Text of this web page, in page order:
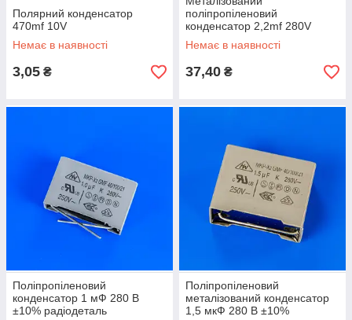
Полярний конденсатор
470mf 10V
Немає в наявності
3,05 ₴
поліпропіленовий
конденсатор 2,2mf 280V
±10% (радіодеталь)
Немає в наявності
37,40 ₴
Поліпропіленовий
конденсатор 1 мФ 280 В
±10% радіодеталь
Поліпропіленовий
металізований конденсатор
1,5 мкФ 280 В ±10%